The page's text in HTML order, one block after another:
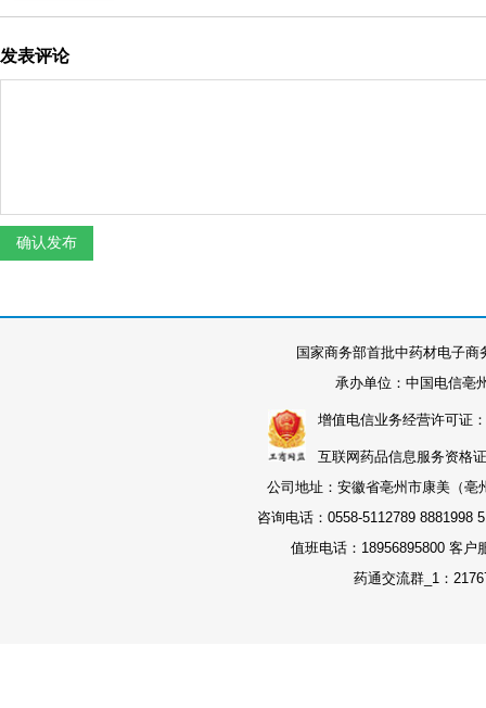
发表评论
国家商务部首批中药材电子
承办单位：中国电信亳
增值电信业务经营许可证
互联网药品信息服务资格
公司地址：安徽省亳州市康美（
咨询电话：0558-5112789 8881998
值班电话：18956895800 客户
药通交流群_1：